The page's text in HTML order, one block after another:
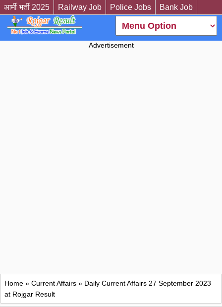
आर्मी भर्ती 2025 Railway Job Police Jobs Bank Job
Advertisement
Home » Current Affairs » Daily Current Affairs 27 September 2023
at Rojgar Result